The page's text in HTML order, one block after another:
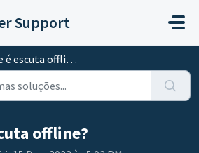
Support
escuta offline?
offline?